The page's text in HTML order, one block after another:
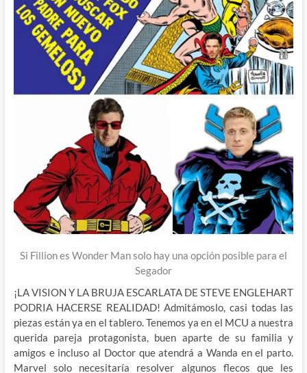
Si Fillion es Wonder Man solo hay una opción posible para el
Segador
¡LA VISION Y LA BRUJA ESCARLATA DE STEVE ENGLEHART
PODRIA HACERSE REALIDAD! Admitámoslo, casi todas las
piezas están ya en el tablero. Tenemos ya en el MCU a nuestra
querida pareja protagonista, buen aparte de su familia y
amigos e incluso al Doctor que atendrá a Wanda en el parto.
Marvel solo necesitaría resolver algunos flecos que les